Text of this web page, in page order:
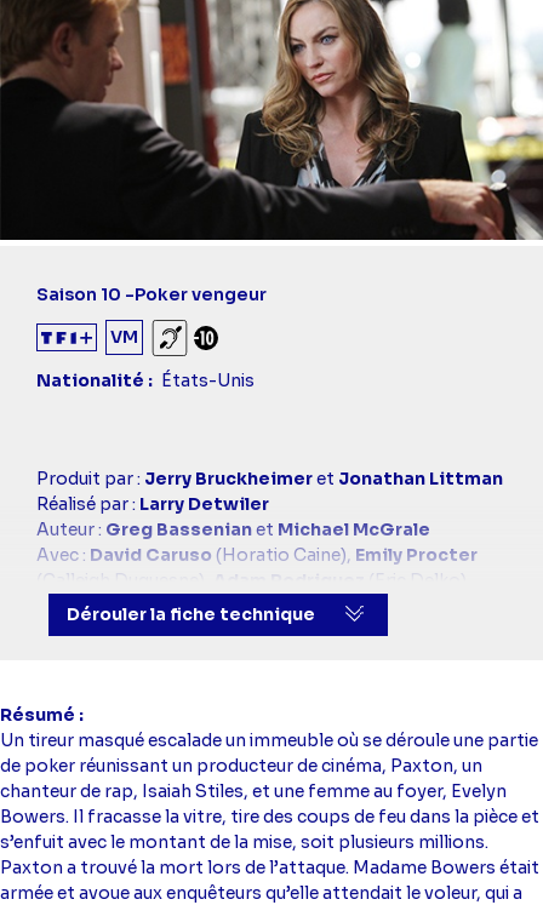
Saison 10 -Poker vengeur
VM
Sourds et malentendants
Déconseillé aux -10 ans
Nationalité
États-Unis
Casting
simba
Produit par : Jerry Bruckheimeret Jonathan Littman
Réalisé par : Larry Detwiler
Auteur : Greg Bassenianet Michael McGrale
Avec : David Caruso (Horatio Caine), Emily Procter
(Calleigh Duquesne),
(Eric Delko),
Rex Linn
(Frank Tripp), Jonathan Togo
(Natalia Boa Vista),
Dérouler la fiche technique
Résumé
Un tireur masqué escalade un immeuble où se déroule une partie
de poker réunissant un producteur de cinéma, Paxton, un
chanteur de rap, Isaiah Stiles, et une femme au foyer, Evelyn
Bowers. Il fracasse la vitre, tire des coups de feu dans la pièce et
s’enfuit avec le montant de la mise, soit plusieurs millions.
Paxton a trouvé la mort lors de l’attaque. Madame Bowers était
armée et avoue aux enquêteurs qu’elle attendait le voleur, qui a